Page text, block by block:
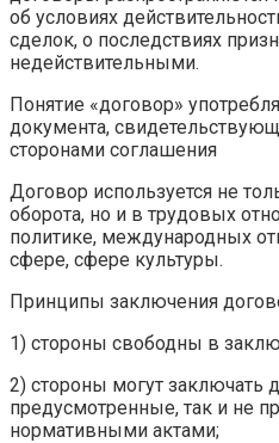
об условиях
сделок, о последствиях
недействительными.
Понятие «договор»
документа,
сторонами соглашения
Договор используется не
оборота, но и в трудовых
политике, международных
сфере, сфере культуры.
Принципы заключения
1) стороны свободны в
2) стороны могут заключать
предусмотренные, так и не
нормативными актами;